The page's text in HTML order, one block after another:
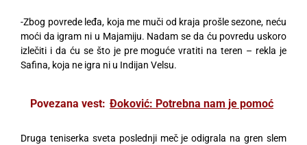
-Zbog povrede leđa, koja me muči od kraja prošle sezone, neću
moći da igram ni u Majamiju. Nadam se da ću povredu uskoro
izlečiti i da ću se što je pre moguće vratiti na teren – rekla je
Safina, koja ne igra ni u Indijan Velsu.
Povezana vest: Đoković: Potrebna nam je pomoć
Druga teniserka sveta poslednji meč je odigrala na gren slem